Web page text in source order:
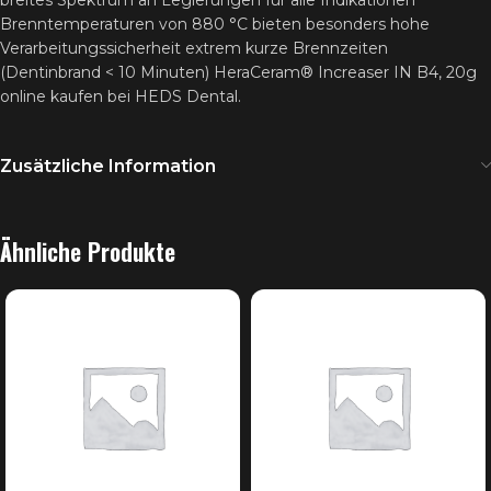
Brenntemperaturen von 880 °C bieten besonders hohe
Verarbeitungssicherheit extrem kurze Brennzeiten
(Dentinbrand < 10 Minuten) HeraCeram® Increaser IN B4, 20g
online kaufen bei HEDS Dental.
Zusätzliche Information
Ähnliche Produkte